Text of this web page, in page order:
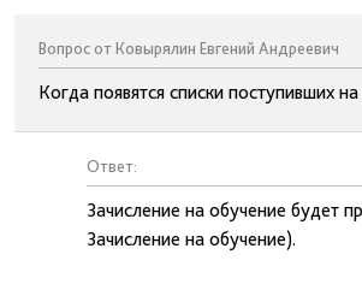
Вопрос от Ковырялин Евгений Андреевич
Когда появятся списки поступивших
Ответ:
Зачисление на обучение будет
Зачисление на обучение).